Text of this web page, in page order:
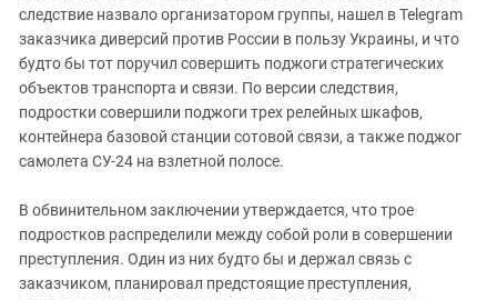
следствие назвало организатором группы, нашел в Telegram
заказчика диверсий против России в пользу Украины, и что
будто бы тот поручил совершить поджоги стратегических
объектов транспорта и связи. По версии следствия,
подростки совершили поджоги трех релейных шкафов,
контейнера базовой станции сотовой связи, а также поджог
самолета СУ-24 на взлетной полосе.
В обвинительном заключении утверждается, что трое
подростков распределили между собой роли в совершении
преступления. Один из них будто бы и держал связь с
заказчиком, планировал предстоящие преступления,